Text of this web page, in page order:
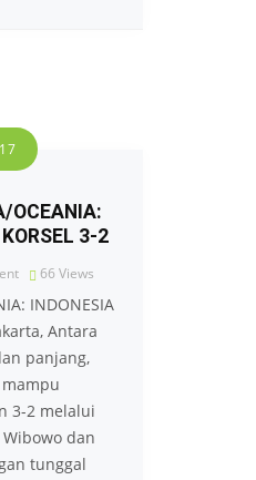
OCEANIA:
3-2
66 Views
INDONESIA
Antara
panjang,
3-2 melalui
dan
tunggal